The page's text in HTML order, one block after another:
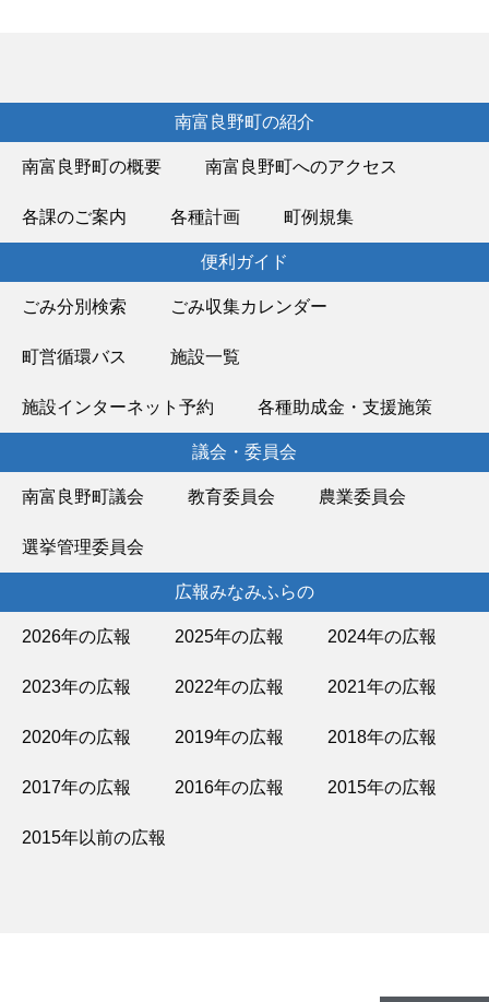
南富良野町の紹介
南富良野町の概要 南富良野町へのアクセス
各課のご案内 各種計画 町例規集
便利ガイド
ごみ分別検索 ごみ収集カレンダー
町営循環バス 施設一覧
施設インターネット予約 各種助成金・支援施策
議会・委員会
南富良野町議会 教育委員会 農業委員会
選挙管理委員会
広報みなみふらの
2026年の広報 2025年の広報 2024年の広報
2023年の広報 2022年の広報 2021年の広報
2020年の広報 2019年の広報 2018年の広報
2017年の広報 2016年の広報 2015年の広報
2015年以前の広報